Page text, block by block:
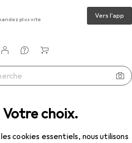
Votre choix.
cookies essentiels, nous utilisons
plus vite Vers l'app
client
comparaison
pour chat Original 20L